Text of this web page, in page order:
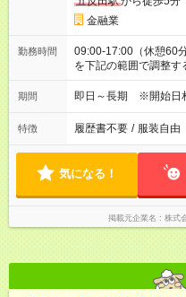
金融業
勤務時間
09:00-17:00（休憩60
を下記の範囲で調整
09:00～10:00 ・勤務
08:00
期間 即日～長期 ※開始日
特徴 履歴書不要 / 服装自由
気になる！
掲載元企業名 株式